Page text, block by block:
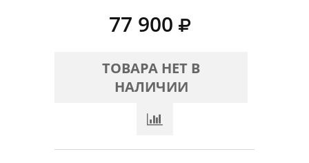
77 900
ТОВАРА НЕТ В
НАЛИЧИИ